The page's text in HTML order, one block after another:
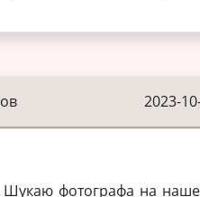
2023-
фотографа на наше